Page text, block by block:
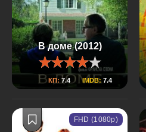
В доме (2012)
КП: 7.4 IMDB: 7.4
FHD (1080p)